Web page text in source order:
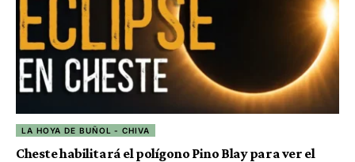
LA HOYA DE BUÑOL - CHIVA
Cheste habilitará el polígono Pino Blay para ver el